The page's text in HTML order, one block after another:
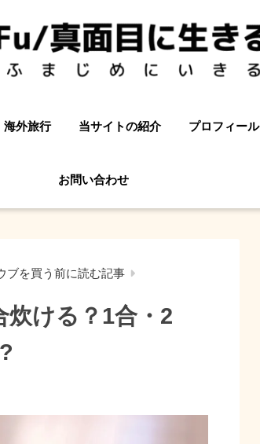
海外旅行 当サイトの紹介 プロフィール
お問い合わせ
ブを買う前に読む記事
炊ける？1合・2